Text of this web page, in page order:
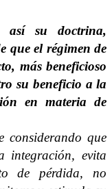
así su doctrina,
que el régimen de
más beneficioso
su beneficio a la
en materia de
considerando que
integración, evita
de pérdida, no